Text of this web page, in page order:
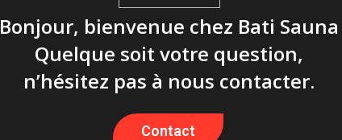
Bonjour, bienvenue chez Bati Sauna
Quelque soit votre question,
n’hésitez pas à nous contacter.
Contact